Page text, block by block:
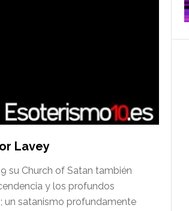
Lavey
su Church of Satan también
y los profundos
un satanismo profundamente